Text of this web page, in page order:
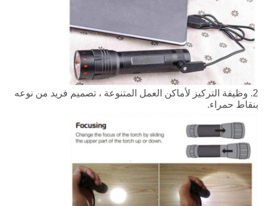
2. وظيفة التركيز لأماكن العمل المتنوعة ، تصميم فريد من نوعه
بنقاط حمراء.